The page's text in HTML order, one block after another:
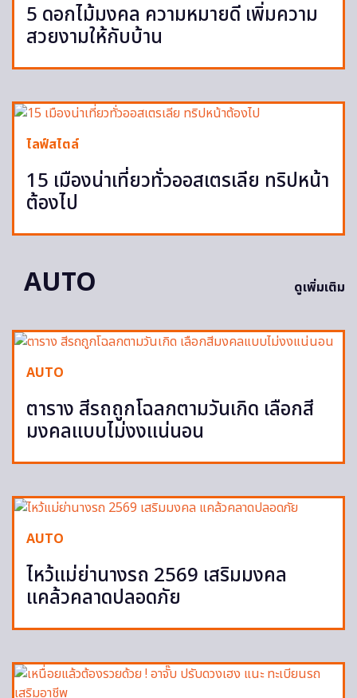
5 ดอกไม้มงคล ความหมายดี เพิ่มความ
สวยงามให้กับบ้าน
ไลฟ์สไตล์
15 เมืองน่าเที่ยวทั่วออสเตรเลีย ทริปหน้า
ต้องไป
AUTO ดูเพิ่มเติม
AUTO
ตาราง สีรถถูกโฉลกตามวันเกิด เลือกสี
มงคลแบบไม่งงแน่นอน
AUTO
ไหว้แม่ย่านางรถ 2569 เสริมมงคล
แคล้วคลาดปลอดภัย